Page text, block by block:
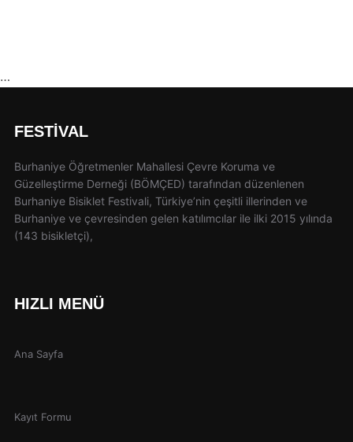
…
FESTIVAL
Burhaniye Öğretmenler Mahallesi Çevre Koruma ve
Güzelleştirme Derneği (BÖMÇED) tarafından düzenlenen
Burhaniye Bisiklet Festivali, Türkiye’nin çeşitli illerinden ve
Burhaniye ve çevresinden gelen katılımcılar ile ilki 2015 yılında
(143 bisikletçi),
HIZLI MENÜ
Ana Sayfa
Kayıt Formu